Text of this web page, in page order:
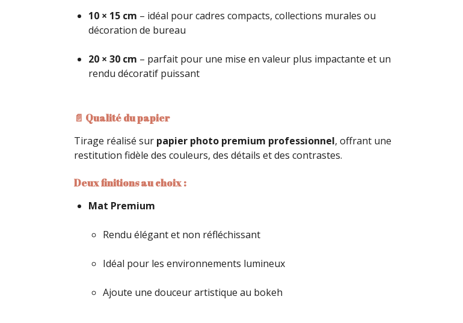
10 × 15 cm – idéal pour cadres compacts, collections murales ou
décoration de bureau
20 × 30 cm – parfait pour une mise en valeur plus impactante et un
rendu décoratif puissant
📄 Qualité du papier
Tirage réalisé sur papier photo premium professionnel, offrant une
restitution fidèle des couleurs, des détails et des contrastes.
Deux finitions au choix :
Mat Premium
Rendu élégant et non réfléchissant
Idéal pour les environnements lumineux
Ajoute une douceur artistique au bokeh